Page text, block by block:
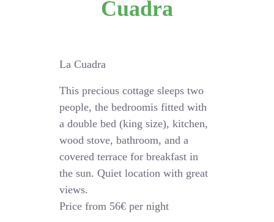
Cuadra
La Cuadra
This precious cottage sleeps two
people, the bedroomis fitted with
a double bed (king size), kitchen,
wood stove, bathroom, and a
covered terrace for breakfast in
the sun. Quiet location with great
views.
Price from 56€ per night